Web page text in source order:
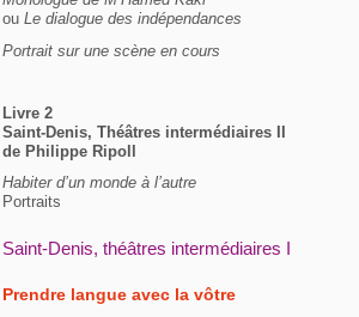
ou Le dialogue des indépendances
Portrait sur une scène en cours
Livre 2
Saint-Denis, Théâtres intermédiaires II
de Philippe Ripoll
Habiter d’un monde à l’autre
Portraits
Saint-Denis, théâtres intermédiaires I
Prendre langue avec la vôtre